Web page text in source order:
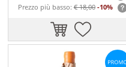
Prezzo più basso:€ 18,00 -10%